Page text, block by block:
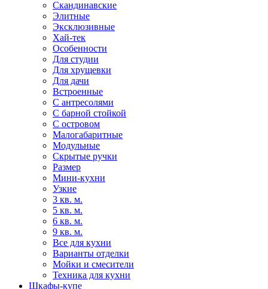
Скандинавские
Элитные
Эксклюзивные
Хай-тек
Особенности
Для студии
Для хрущевки
Для дачи
Встроенные
С антресолями
С барной стойкой
С островом
Малогабаритные
Модульные
Скрытые ручки
Размер
Мини-кухни
Узкие
3 кв. м.
5 кв. м.
6 кв. м.
9 кв. м.
Все для кухни
Варианты отделки
Мойки и смесители
Техника для кухни
Шкафы-купе